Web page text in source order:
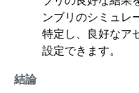
ンブリのシミュレ
特定し、良好なア
設定できます。
結論